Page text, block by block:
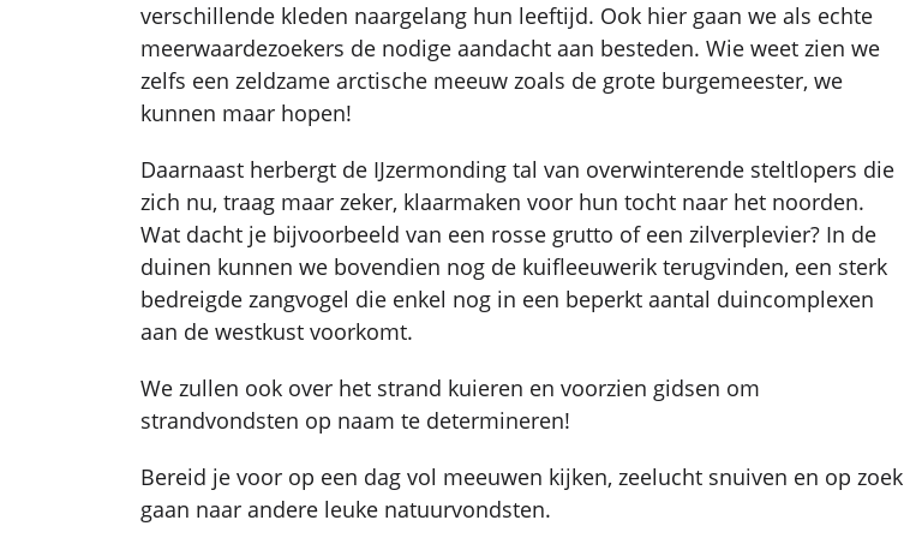
verschillende kleden naargelang hun leeftijd. Ook hier gaan we als echte
meerwaardezoekers de nodige aandacht aan besteden. Wie weet zien we
zelfs een zeldzame arctische meeuw zoals de grote burgemeester, we
kunnen maar hopen!
Daarnaast herbergt de IJzermonding tal van overwinterende steltlopers die
zich nu, traag maar zeker, klaarmaken voor hun tocht naar het noorden.
Wat dacht je bijvoorbeeld van een rosse grutto of een zilverplevier? In de
duinen kunnen we bovendien nog de kuifleeuwerik terugvinden, een sterk
bedreigde zangvogel die enkel nog in een beperkt aantal duincomplexen
aan de westkust voorkomt.
We zullen ook over het strand kuieren en voorzien gidsen om
strandvondsten op naam te determineren!
Bereid je voor op een dag vol meeuwen kijken, zeelucht snuiven en op zoek
gaan naar andere leuke natuurvondsten.